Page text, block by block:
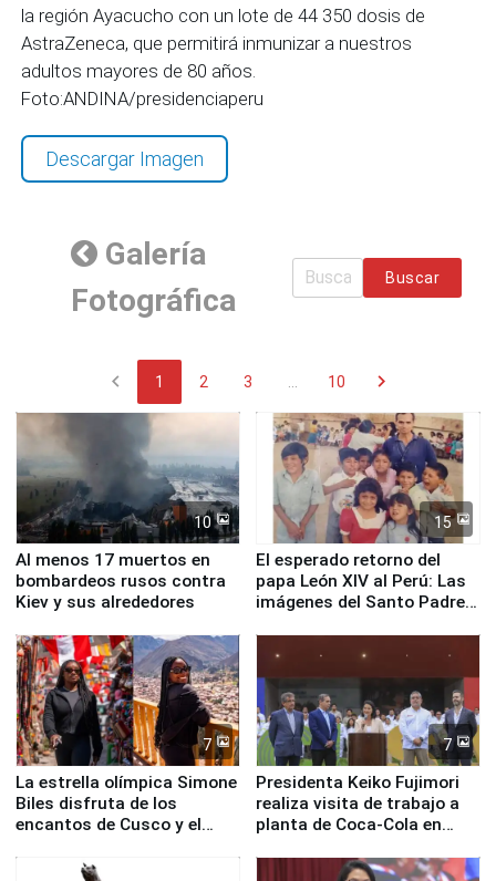
la región Ayacucho con un lote de 44 350 dosis de
AstraZeneca, que permitirá inmunizar a nuestros
adultos mayores de 80 años.
Foto:ANDINA/presidenciaperu
Descargar Imagen
Galería
Fotográfica
Buscar
chevron_left 1 2 3 10 chevron_right
10
Al menos 17 muertos en
bombardeos rusos contra
Kiev y sus alrededores
15
El esperado retorno del
papa León XIV al Perú: Las
imágenes del Santo Padre
7
La estrella olímpica Simone
Biles disfruta de los
encantos de Cusco y el
7
Presidenta Keiko Fujimori
realiza visita de trabajo a
planta de Coca-Cola en